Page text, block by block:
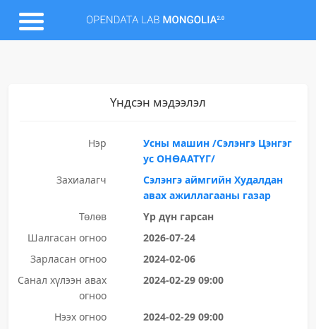
Үндсэн мэдээлэл
Нэр
Усны машин /Сэлэнгэ Цэнгэг
ус ОНӨААТҮГ/
Захиалагч
Сэлэнгэ аймгийн Худалдан
авах ажиллагааны газар
Төлөв
Үр дүн гарсан
Шалгасан огноо
2026-07-24
Зарласан огноо
2024-02-06
Санал хүлээн авах
огноо
2024-02-29 09:00
Нээх огноо
2024-02-29 09:00